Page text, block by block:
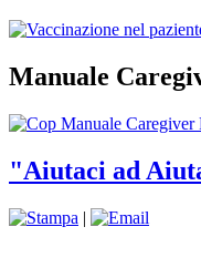
Manuale
"Aiutaci ad
|